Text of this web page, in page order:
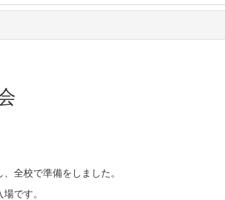
全校で準備をしました。
です。